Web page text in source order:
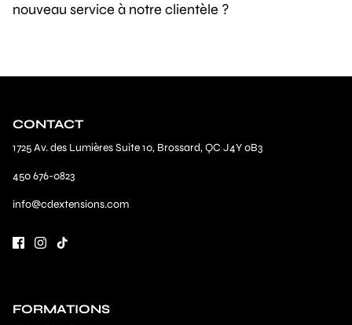
nouveau service à notre clientèle ?
CONTACT
1725 Av. des Lumières Suite 10, Brossard, QC J4Y 0B3
450 676-0823
info@cdextensions.com
FORMATIONS